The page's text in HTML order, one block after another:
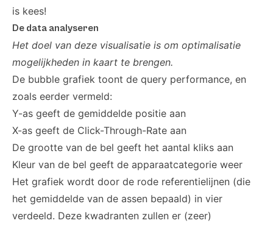
is kees!
De data analyseren
Het doel van deze visualisatie is om optimalisatie
mogelijkheden in kaart te brengen.
De bubble grafiek toont de query performance, en
zoals eerder vermeld:
Y-as geeft de gemiddelde positie aan
X-as geeft de Click-Through-Rate aan
De grootte van de bel geeft het aantal kliks aan
Kleur van de bel geeft de apparaatcategorie weer
Het grafiek wordt door de rode referentielijnen (die
het gemiddelde van de assen bepaald) in vier
verdeeld. Deze kwadranten zullen er (zeer)